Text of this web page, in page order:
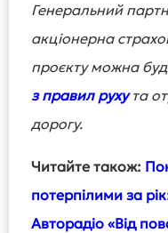
Генеральний
акціонерна
проєкту можна
з правил рухута
дорогу.
Читайте також:
потерпілими за
Авторадіо «Від